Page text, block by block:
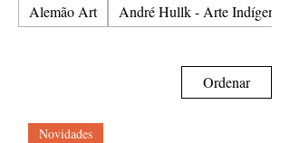
Alemão Art André Hullk - Arte Indígena e
Ordenar
Novidades